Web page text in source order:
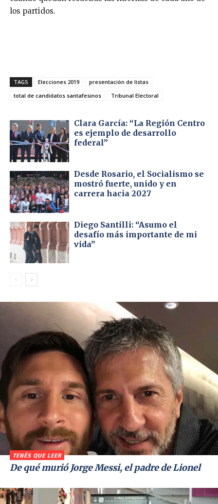
los partidos.
TAGS Elecciones 2019
presentación de listas
total de candidatos santafesinos
Tribunal Electoral
Clara García: “La Región Centro
es ejemplo de desarrollo
federal”
Desde Rosario, el Socialismo se
mostró fuerte, unido y en
carrera hacia 2027
Diego Santilli: “Asumo el
desafío más importante de mi
vida”
TENÉS QUE LEER
De qué murió Jorge Messi, el padre de Lionel